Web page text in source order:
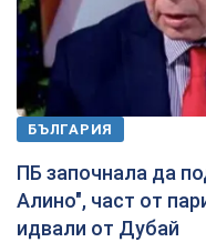
БЪЛГАРИЯ
ПБ започнала да
Алино", част от
идвали от Дубай